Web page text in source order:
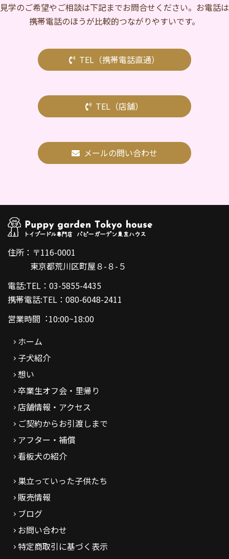
⾒学のご希望やご相談は下記までお問合せください。お電話は
携帯電話のほうが比較的つながりやすいです。
TEL（携帯電話直通）
TEL（店舗）
メールの問い合わせ
住所：〒116-0001
東京都荒川区町屋８-８-５
電話:TEL：03-5855-4435
携帯電話:TEL：080-6048-2411
営業時間︓10:00~18:00
ホーム
子犬紹介
想い
卒業生オフ会・里帰り
店舗情報・アクセス
ご契約からお引渡しまで
アフター・補償
看板犬の紹介
巣立っていった子供たち
販売情報
ブログ
お問い合わせ
特定商取引に基づく表示